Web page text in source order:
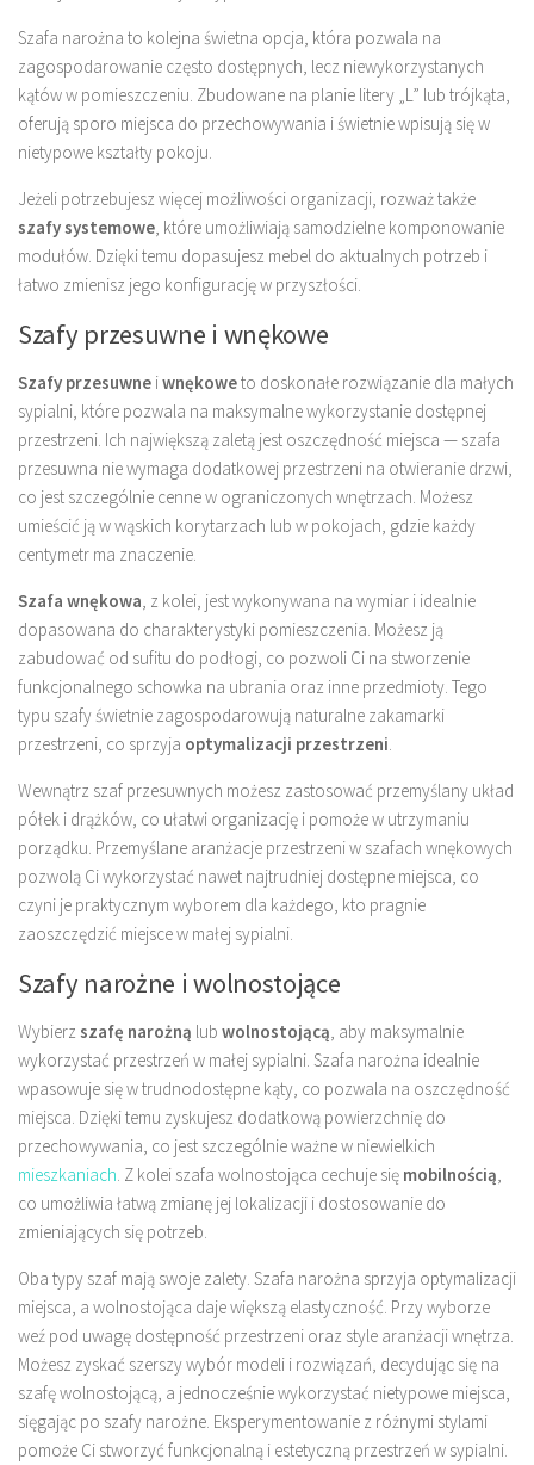
Szafa narożna to kolejna świetna opcja, która pozwala na
zagospodarowanie często dostępnych, lecz niewykorzystanych
kątów w pomieszczeniu. Zbudowane na planie litery „L” lub trójkąta,
oferują sporo miejsca do przechowywania i świetnie wpisują się w
nietypowe kształty pokoju.
Jeżeli potrzebujesz więcej możliwości organizacji, rozważ także
szafy systemowe , które umożliwiają samodzielne komponowanie
modułów. Dzięki temu dopasujesz mebel do aktualnych potrzeb i
łatwo zmienisz jego konfigurację w przyszłości.
Szafy przesuwne i wnękowe
Szafy przesuwne iwnękoweto doskonałe rozwiązanie dla małych
sypialni, które pozwala na maksymalne wykorzystanie dostępnej
przestrzeni. Ich największą zaletą jest oszczędność miejsca — szafa
przesuwna nie wymaga dodatkowej przestrzeni na otwieranie drzwi,
co jest szczególnie cenne w ograniczonych wnętrzach. Możesz
umieścić ją w wąskich korytarzach lub w pokojach, gdzie każdy
centymetr ma znaczenie.
Szafa wnękowa , z kolei, jest wykonywana na wymiar i idealnie
dopasowana do charakterystyki pomieszczenia. Możesz ją
zabudować od sufitu do podłogi, co pozwoli Ci na stworzenie
funkcjonalnego schowka na ubrania oraz inne przedmioty. Tego
typu szafy świetnie zagospodarowują naturalne zakamarki
przestrzeni, co sprzyja optymalizacji przestrzeni
Wewnątrz szaf przesuwnych możesz zastosować przemyślany układ
półek i drążków, co ułatwi organizację i pomoże w utrzymaniu
porządku. Przemyślane aranżacje przestrzeni w szafach wnękowych
pozwolą Ci wykorzystać nawet najtrudniej dostępne miejsca, co
czyni je praktycznym wyborem dla każdego, kto pragnie
zaoszczędzić miejsce w małej sypialni.
Szafy narożne i wolnostojące
Wybierz szafę narożną lub wolnostojącą , aby maksymalnie
wykorzystać przestrzeń w małej sypialni. Szafa narożna idealnie
wpasowuje się w trudnodostępne kąty, co pozwala na oszczędność
miejsca. Dzięki temu zyskujesz dodatkową powierzchnię do
przechowywania, co jest szczególnie ważne w niewielkich
mieszkaniach . Z kolei szafa wolnostojąca cechuje się mobilnością
co umożliwia łatwą zmianę jej lokalizacji i dostosowanie do
zmieniających się potrzeb.
Oba typy szaf mają swoje zalety. Szafa narożna sprzyja optymalizacji
miejsca, a wolnostojąca daje większą elastyczność. Przy wyborze
weź pod uwagę dostępność przestrzeni oraz style aranżacji wnętrza.
Możesz zyskać szerszy wybór modeli i rozwiązań, decydując się na
szafę wolnostojącą, a jednocześnie wykorzystać nietypowe miejsca,
sięgając po szafy narożne. Eksperymentowanie z różnymi stylami
pomoże Ci stworzyć funkcjonalną i estetyczną przestrzeń w sypialni.